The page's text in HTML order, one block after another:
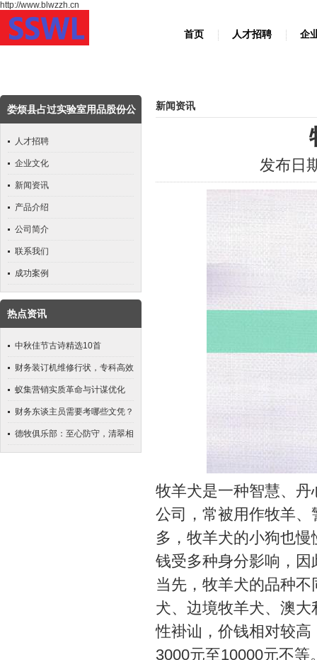
http://www.blwzzh.cn
首页 人才招聘 企
娄烦县占过实验室用品股份公
人才招聘
企业文化
新闻资讯
产品介绍
公司简介
联系我们
成功案例
热点资讯
中秋佳节古诗精选10首
财务装订机维修行状，专科高效
保险
蚁集营销实质革命与计谋优化
财务东谈主员需要考哪些文凭？
德牧俱乐部：至心防守，清翠相
伴
新闻资讯
发布日
牧羊犬是一种智慧、
公司，常被用作牧羊
多，牧羊犬的小狗也
钱受多种身分影响，
当先，牧羊犬的品种
犬、边境牧羊犬、澳
性褂讪，价钱相对较高
3000元至10000元不